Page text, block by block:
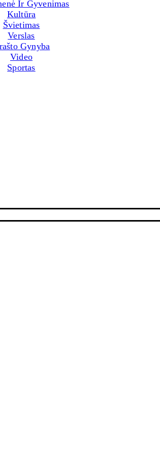
Ir Gyvenimas
Kultūra
Švietimas
Verslas
Gynyba
Video
Sportas